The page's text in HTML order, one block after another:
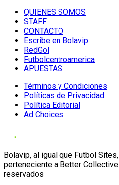
QUIENES SOMOS
STAFF
CONTACTO
Escribe en Bolavip
RedGol
Futbolcentroamerica
APUESTAS
Términos y Condiciones
Políticas de Privacidad
Política Editorial
Ad Choices
Bolavip, al igual que Futbol
perteneciente a Better
reservados